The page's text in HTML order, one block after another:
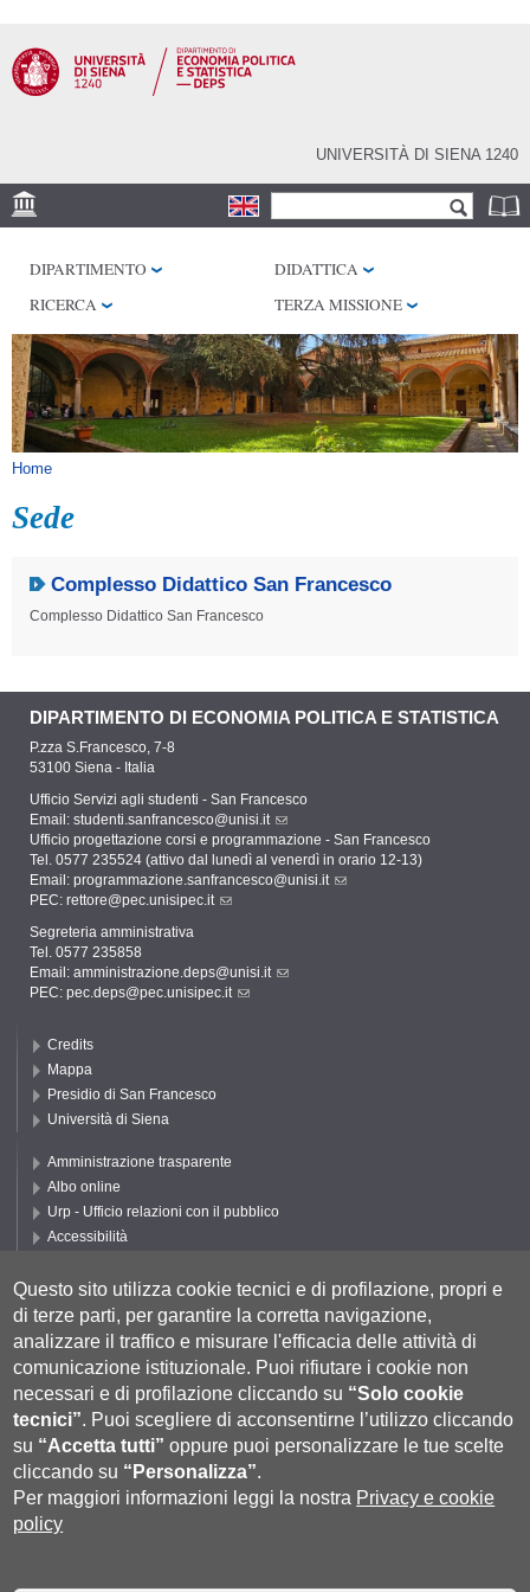
contenuto
principale
UNIVERSITÀ DI SIENA 1240
Form di ricerca
CENTRI DI RICERCA
BIBLIOTECHE
SERVIZI
SEM
DIPARTIMENTO
DIDATTICA
RICERCA
TERZA MISSIONE
Tu sei qui
Home
Sede
Complesso Didattico San Francesco
Complesso Didattico San Francesco
DIPARTIMENTO DI ECONOMIA POLITICA E STATISTICA
P.zza S.Francesco, 7-8
53100 Siena - Italia
Ufficio Servizi agli studenti - San Francesco
Email: studenti.sanfrancesco@unisi.it
Ufficio progettazione corsi e programmazione - San Francesco
Tel. 0577 235524 (attivo dal lunedì al venerdì in orario 12-13)
Email: programmazione.sanfrancesco@unisi.it
PEC: rettore@pec.unisipec.it
Segreteria amministrativa
Tel. 0577 235858
Email: amministrazione.deps@unisi.it
PEC: pec.deps@pec.unisipec.it
Credits
Mappa
Presidio di San Francesco
Università di Siena
Amministrazione trasparente
Albo online
Urp - Ufficio relazioni con il pubblico
Accessibilità
Cookie settings
Segui DEPS
Questo sito utilizza cookie tecnici e di profilazione, propri e
di terze parti, per garantire la corretta navigazione,
analizzare il traffico e misurare l'efficacia delle attività di
comunicazione istituzionale. Puoi rifiutare i cookie non
necessari e di profilazione cliccando su “Solo cookie
tecnici”. Puoi scegliere di acconsentirne l’utilizzo cliccando
su “Accetta tutti” oppure puoi personalizzare le tue scelte
cliccando su “Personalizza”.
Per maggiori informazioni leggi la nostra Privacy e cookie
policy